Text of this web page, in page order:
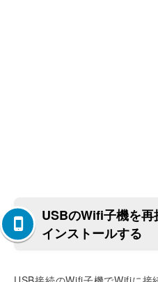
USBのWifi子機を
インストールする